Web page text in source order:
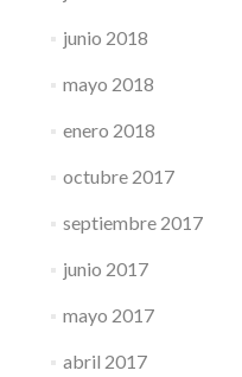
junio 2018
mayo 2018
enero 2018
octubre 2017
septiembre 2017
junio 2017
mayo 2017
abril 2017